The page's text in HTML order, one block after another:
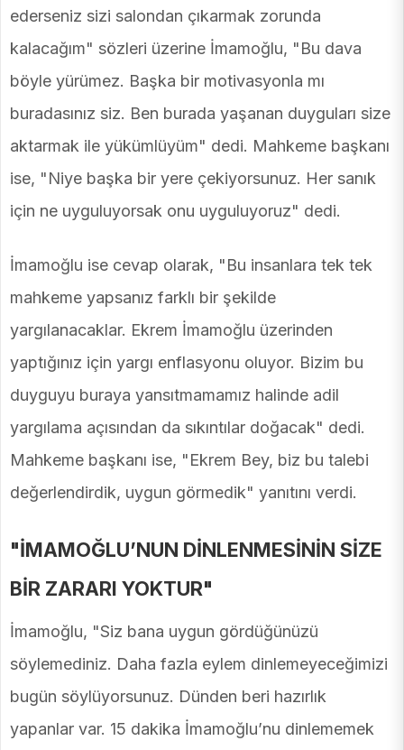
ederseniz sizi salondan çıkarmak zorunda
kalacağım" sözleri üzerine İmamoğlu, "Bu dava
böyle yürümez. Başka bir motivasyonla mı
buradasınız siz. Ben burada yaşanan duyguları size
aktarmak ile yükümlüyüm" dedi. Mahkeme başkanı
ise, "Niye başka bir yere çekiyorsunuz. Her sanık
için ne uyguluyorsak onu uyguluyoruz" dedi.
İmamoğlu ise cevap olarak, "Bu insanlara tek tek
mahkeme yapsanız farklı bir şekilde
yargılanacaklar. Ekrem İmamoğlu üzerinden
yaptığınız için yargı enflasyonu oluyor. Bizim bu
duyguyu buraya yansıtmamamız halinde adil
yargılama açısından da sıkıntılar doğacak" dedi.
Mahkeme başkanı ise, "Ekrem Bey, biz bu talebi
değerlendirdik, uygun görmedik" yanıtını verdi.
"İMAMOĞLU’NUN DİNLENMESİNİN SİZE
BİR ZARARI YOKTUR"
İmamoğlu, "Siz bana uygun gördüğünüzü
söylemediniz. Daha fazla eylem dinlemeyeceğimizi
bugün söylüyorsunuz. Dünden beri hazırlık
yapanlar var. 15 dakika İmamoğlu’nu dinlememek